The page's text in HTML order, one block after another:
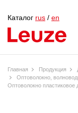
Каталог rus / en
Главная Продукция
Оптоволокно,
Оптоволокно пластиковое